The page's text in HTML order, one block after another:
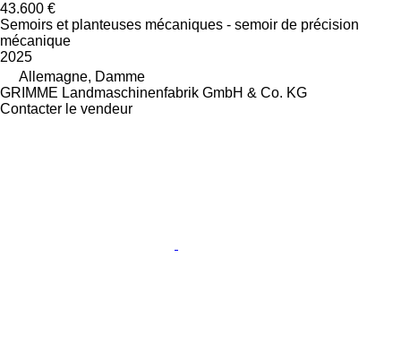
43.600 €
Semoirs et planteuses mécaniques - semoir de précision
mécanique
2025
Allemagne, Damme
GRIMME Landmaschinenfabrik GmbH & Co. KG
Contacter le vendeur